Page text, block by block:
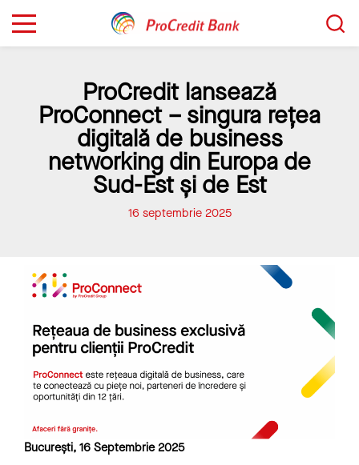
ProCredit lansează
ProConnect – singura rețea
digitală de business
networking din Europa de
Sud-Est și de Est
16 septembrie 2025
București, 16 Septembrie 2025